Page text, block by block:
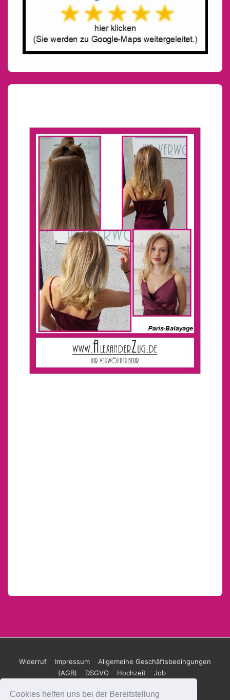
Cookies helfen uns bei der Bereitstellung
Footer-
Menü
Widerruf Impressum
Allgemeine Geschäftsbedingungen
(AGB)
DSGVO Hochzeit Job